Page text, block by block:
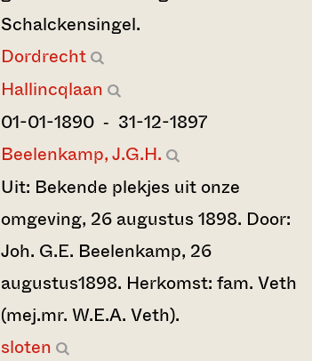
Schalckensingel.
Dordrecht
Hallincqlaan
01-01-1890 ‐ 31-12-1897
Beelenkamp, J.G.H.
Uit: Bekende plekjes uit onze
omgeving, 26 augustus 1898. Door:
Joh. G.E. Beelenkamp, 26
augustus1898. Herkomst: fam. Veth
(mej.mr. W.E.A. Veth).
sloten